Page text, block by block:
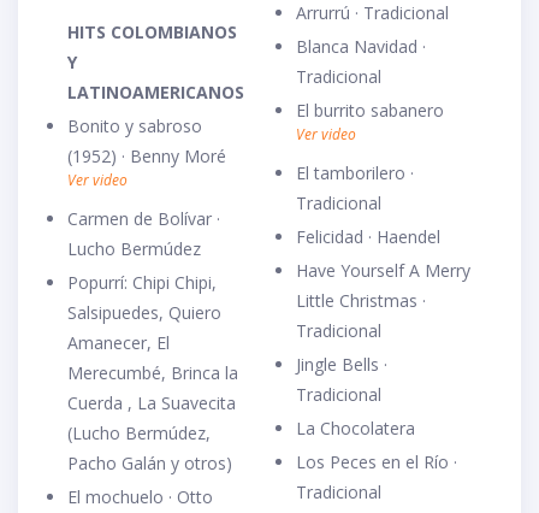
HITS COLOMBIANOS
Y
LATINOAMERICANOS
Bonito y sabroso
(1952) · Benny Moré
Ver video
Carmen de Bolívar ·
Lucho Bermúdez
Popurrí: Chipi Chipi,
Salsipuedes, Quiero
Amanecer, El
Merecumbé, Brinca la
Cuerda , La Suavecita
(Lucho Bermúdez,
Pacho Galán y otros)
El mochuelo · Otto
Arrurrú · Tradicional
Blanca Navidad ·
Tradicional
El burrito sabanero
Ver video
El tamborilero ·
Tradicional
Felicidad · Haendel
Have Yourself A Merry
Little Christmas ·
Tradicional
Jingle Bells ·
Tradicional
La Chocolatera
Los Peces en el Río ·
Tradicional